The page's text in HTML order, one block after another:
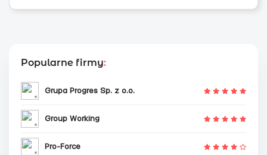
Popularne firmy:
Grupa Progres Sp. z o.o.
Group Working
Pro-Force